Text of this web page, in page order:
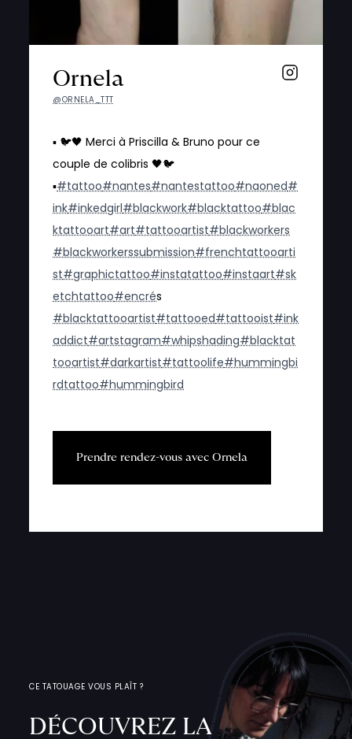
Ornela
@ORNELA_TTT
▪️ 🐦🖤 Merci à Priscilla & Bruno pour ce
couple de colibris 🖤🐦
▪️#tattoo#nantes#nantestattoo#naoned#
ink#inkedgirl#blackwork#blacktattoo#blac
ktattooart#art#tattooartist#blackworkers
#blackworkerssubmission#frenchtattooarti
st#graphictattoo#instatattoo#instaart#sk
etchtattoo#encrés
#blacktattooartist#tattooed#tattooist#ink
addict#artstagram#whipshading#blacktat
tooartist#darkartist#tattoolife#hummingbi
rdtattoo#hummingbird
Prendre rendez-vous avec Ornela
CE TATOUAGE VOUS PLAÎT ?
DÉCOUVREZ LA